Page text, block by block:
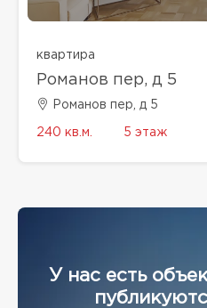
квартира
Романов пер, д 5
Романов пер, д 5
240 кв.м. 5 этаж
У нас есть